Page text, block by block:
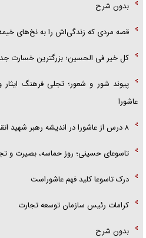
بدون شرح
قصه مردی که زندگی‌اش را به نخ‌های
کل خیر فی الحسین؛ بزرگترین خسارت
پیوند شور و شعور؛ تجلی فرهنگ
عاشورا
۸ درس از عاشورا در اندیشه رهبر شهید انقلاب اسلامی
تاسوعای حسینی؛ روز حماسه، بصیرت و
درک تاسوعا کلید فهم عاشوراست
کرامات رئیس سازمان توسعه تجارت
بدون شرح